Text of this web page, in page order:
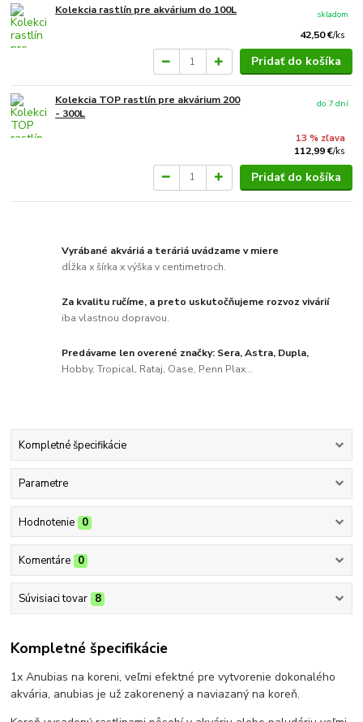
Kolekcia rastlín pre akvárium do 100L
42,50 €/ks
skladom
Pridať do košíka
Kolekcia TOP rastlín pre akvárium 200
- 300L
13 % zľava
112,99 €/ks
do 7 dní
Pridať do košíka
Vyrábané akváriá a teráriá uvádzame v miere
dĺžka x šírka x výška v centimetroch.
Za kvalitu ručíme, a preto uskutočňujeme rozvoz vivárií
iba vlastnou dopravou.
Predávame len overené značky: Sera, Astra, Dupla,
Hobby, Tropical, Rataj, Oase, Penn Plax...
Kompletné špecifikácie
Parametre
Hodnotenie 0
Komentáre 0
Súvisiaci tovar 8
Kompletné špecifikácie
1x Anubias na koreni, veľmi efektné pre vytvorenie dokonalého
akvária, anubias je už zakorenený a naviazaný na koreň.